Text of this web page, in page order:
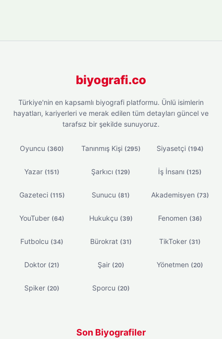
biyografi.co
Türkiye'nin en kapsamlı biyografi platformu. Ünlü isimlerin
hayatları, kariyerleri ve merak edilen tüm detayları güncel ve
tarafsız bir şekilde sunuyoruz.
Oyuncu (360) Tanınmış Kişi (295) Siyasetçi (194)
Yazar (151) Şarkıcı (129) İş İnsanı (125)
Gazeteci (115) Sunucu (81) Akademisyen (73)
YouTuber (64) Hukukçu (39) Fenomen (36)
Futbolcu (34) Bürokrat (31) TikToker (31)
Doktor (21) Şair (20) Yönetmen (20)
Spiker (20) Sporcu (20)
Son Biyografiler